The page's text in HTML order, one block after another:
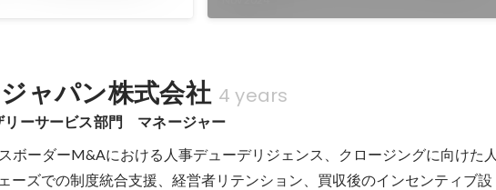
ャパン株式会社 4 years
ーサービス部門　マネージャー
ボーダーM&Aにおける人事デューデリジェンス、クロージングに向けた人
ーズでの制度統合支援、経営者リテンション、買収後のインセンティブ設